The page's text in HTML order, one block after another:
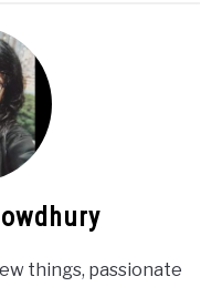
things, passionate